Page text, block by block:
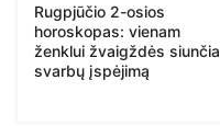
Rugpjūčio 2-osios
horoskopas: vienam
ženklui žvaigždės siunčia
svarbų įspėjimą